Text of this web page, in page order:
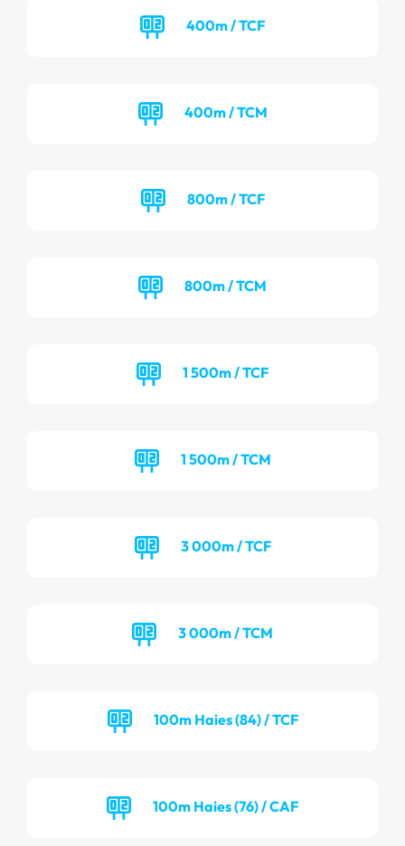
400m / TCF
400m / TCM
800m / TCF
800m / TCM
1 500m / TCF
1 500m / TCM
3 000m / TCF
3 000m / TCM
100m Haies (84) / TCF
100m Haies (76) / CAF